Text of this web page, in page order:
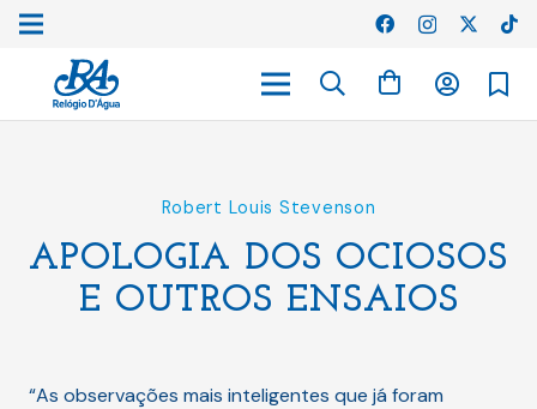
Robert Louis Stevenson
APOLOGIA DOS OCIOSOS
E OUTROS ENSAIOS
“As observações mais inteligentes que já foram